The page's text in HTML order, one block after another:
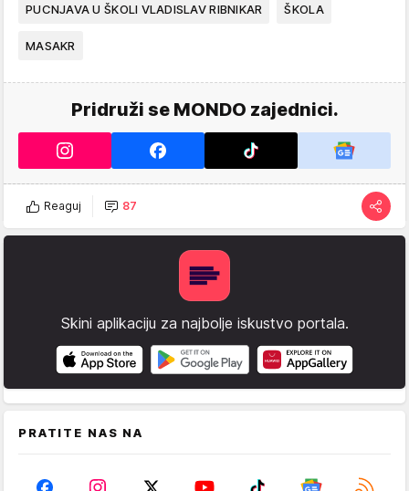
PUCNJAVA U ŠKOLI VLADISLAV RIBNIKAR ŠKOLA
MASAKR
Pridruži se MONDO zajednici.
Reaguj 87
Skini aplikaciju za najbolje iskustvo portala.
PRATITE NAS NA